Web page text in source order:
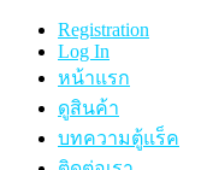
Registration
Log In
หน้าแรก
ดูสินค้า
บทความตู้แร็ค